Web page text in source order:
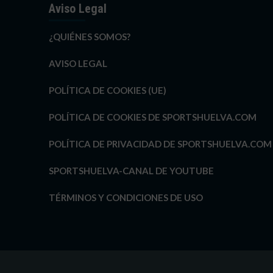
Aviso Legal
¿QUIÉNES SOMOS?
AVISO LEGAL
POLÍTICA DE COOKIES (UE)
POLÍTICA DE COOKIES DE SPORTSHUELVA.COM
POLÍTICA DE PRIVACIDAD DE SPORTSHUELVA.COM
SPORTSHUELVA-CANAL DE YOUTUBE
TÉRMINOS Y CONDICIONES DE USO